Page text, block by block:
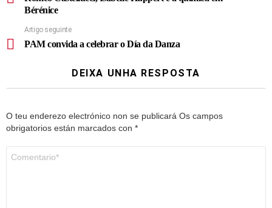
Bérénice
Artigo seguinte
PAM convida a celebrar o Día da Danza
DEIXA UNHA RESPOSTA
O teu enderezo electrónico non se publicará Os campos
obrigatorios están marcados con *